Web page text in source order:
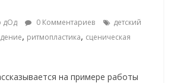
дОд 0 Комментариев
детский
, ритмопластика, сценическая
на примере работы